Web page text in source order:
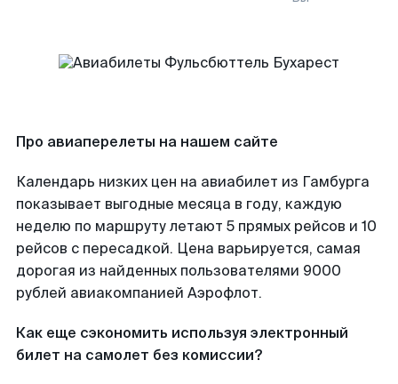
Про авиаперелеты на нашем сайте
Календарь низких цен на авиабилет из Гамбурга
показывает выгодные месяца в году, каждую
неделю по маршруту летают 5 прямых рейсов и 10
рейсов с пересадкой. Цена варьируется, самая
дорогая из найденных пользователями 9000
рублей авиакомпанией Аэрофлот.
Как еще сэкономить используя электронный
билет на самолет без комиссии?